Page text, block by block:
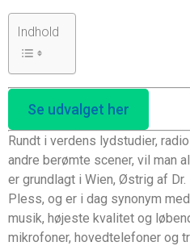
Indhold
Se udvalget her
Rundt i verdens lydstudier,
andre berømte scener, vil man
er grundlagt i Wien, Østrig af
Pless, og er i dag synonym
musik, højeste kvalitet og
mikrofoner, hovedtelefoner og